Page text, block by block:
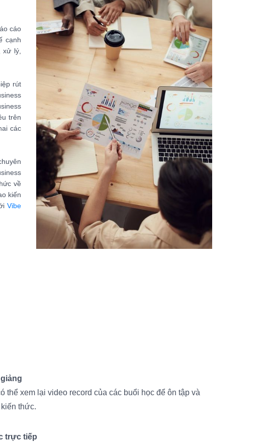
cáo
cạnh
xử lý,
rút
trên
các
về
kiến
Vibe
thể xem lại video record của các buổi học để ôn tập và
thức.
trực tiếp